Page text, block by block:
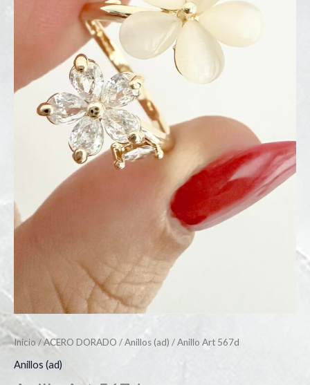
Inicio /ACERO DORADO /Anillos (ad) / Anillo Art 567d
Anillos (ad)